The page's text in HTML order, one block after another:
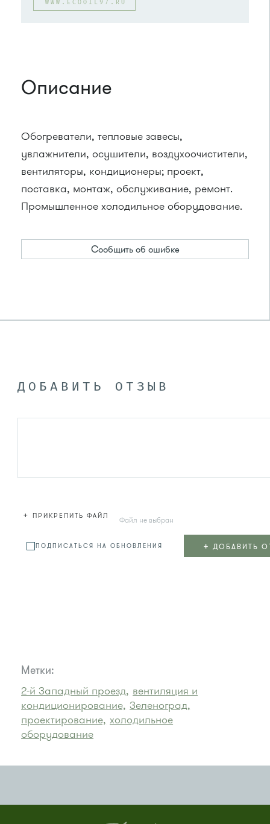
WWW.ECOOIL97.RU
Описание
Обогреватели, тепловые завесы,
увлажнители, осушители, воздухоочистители,
вентиляторы, кондиционеры; проект,
поставка, монтаж, обслуживание, ремонт.
Промышленное холодильное оборудование.
Сообщить об ошибке
ДОБАВИТЬ ОТЗЫВ
+ ПРИКРЕПИТЬ ФАЙЛ Файл не выбран
ПОДПИСАТЬСЯ НА ОБНОВЛЕНИЯ + ДОБАВИТЬ
Метки:
2-й Западный проезд, вентиляция и
кондиционирование, Зеленоград,
проектирование, холодильное
оборудование